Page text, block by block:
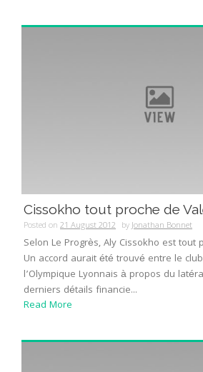
Cissokho tout proche de
Posted on 21 August 2012 byJonathan Bonnet
Selon Le Progrès, Aly Cissokho est tout
Un accord aurait été trouvé entre le
l’Olympique Lyonnais à propos du
derniers détails financie...
Read More